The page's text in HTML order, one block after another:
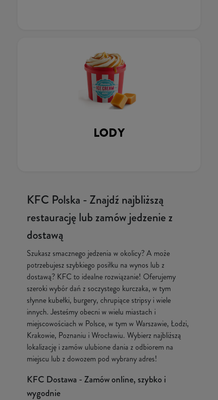
LODY
KFC Polska - Znajdź najbliższą
restaurację lub zamów jedzenie z
dostawą
Szukasz smacznego jedzenia w okolicy? A może
potrzebujesz szybkiego posiłku na wynos lub z
dostawą? KFC to idealne rozwiązanie! Oferujemy
szeroki wybór dań z soczystego kurczaka, w tym
słynne kubełki, burgery, chrupiące stripsy i wiele
innych. Jesteśmy obecni w wielu miastach i
miejscowościach w Polsce, w tym w Warszawie, Łodzi,
Krakowie, Poznaniu i Wrocławiu. Wybierz najbliższą
lokalizację i zamów ulubione dania z odbiorem na
miejscu lub z dowozem pod wybrany adres!
KFC Dostawa - Zamów online, szybko i
wygodnie